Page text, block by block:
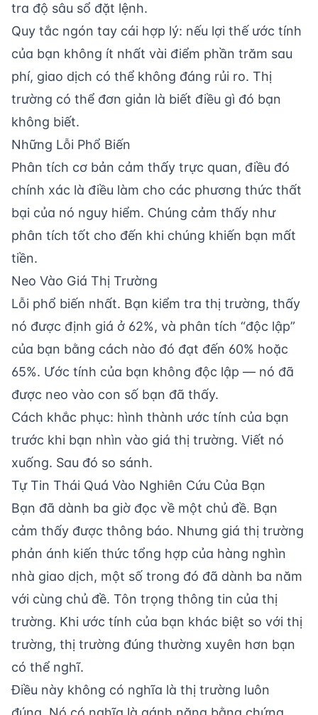
tra độ sâu sổ đặt lệnh.
Quy tắc ngón tay cái hợp lý: nếu lợi thế ước tính
của bạn không ít nhất vài điểm phần trăm sau
phí, giao dịch có thể không đáng rủi ro. Thị
trường có thể đơn giản là biết điều gì đó bạn
không biết.
Những Lỗi Phổ Biến
Phân tích cơ bản cảm thấy trực quan, điều đó
chính xác là điều làm cho các phương thức thất
bại của nó nguy hiểm. Chúng cảm thấy như
phân tích tốt cho đến khi chúng khiến bạn mất
tiền.
Neo Vào Giá Thị Trường
Lỗi phổ biến nhất. Bạn kiểm tra thị trường, thấy
nó được định giá ở 62%, và phân tích “độc lập”
của bạn bằng cách nào đó đạt đến 60% hoặc
65%. Ước tính của bạn không độc lập — nó đã
được neo vào con số bạn đã thấy.
Cách khắc phục: hình thành ước tính của bạn
trước khi bạn nhìn vào giá thị trường. Viết nó
xuống. Sau đó so sánh.
Tự Tin Thái Quá Vào Nghiên Cứu Của Bạn
Bạn đã dành ba giờ đọc về một chủ đề. Bạn
cảm thấy được thông báo. Nhưng giá thị trường
phản ánh kiến thức tổng hợp của hàng nghìn
nhà giao dịch, một số trong đó đã dành ba năm
với cùng chủ đề. Tôn trọng thông tin của thị
trường. Khi ước tính của bạn khác biệt so với thị
trường, thị trường đúng thường xuyên hơn bạn
có thể nghĩ.
Điều này không có nghĩa là thị trường luôn